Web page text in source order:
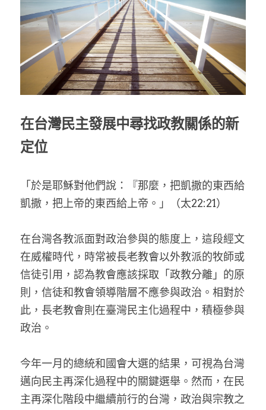
信仰生活
好書櫥窗
厝邊頭尾
家書
在台灣民主發展中尋找政教關係的新
定位
「於是耶穌對他們說：『那麼，把凱撒的東西給
凱撒，把上帝的東西給上帝。」（太22:21）
在台灣各教派面對政治參與的態度上，這段經文
在威權時代，時常被長老教會以外教派的牧師或
信徒引用，認為教會應該採取「政教分離」的原
則，信徒和教會領導階層不應參與政治。相對於
此，長老教會則在臺灣民主化過程中，積極參與
政治。
今年一月的總統和國會大選的結果，可視為台灣
邁向民主再深化過程中的關鍵選舉。然而，在民
主再深化階段中繼續前行的台灣，政治與宗教之